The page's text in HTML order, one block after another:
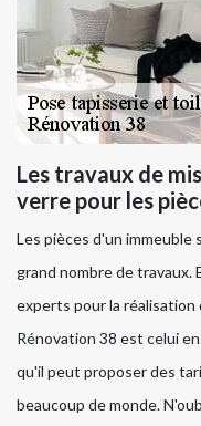
Les travaux de
verre pour les
Les pièces d'un
grand nombre de
experts pour la réalisation
Rénovation 38 est celui
qu'il peut proposer des
beaucoup de monde.